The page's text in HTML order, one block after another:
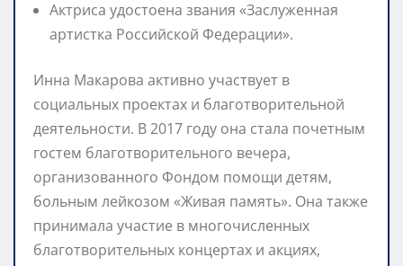
Актриса удостоена звания «Заслуженная
артистка Российской Федерации».
Инна Макарова активно участвует в
социальных проектах и благотворительной
деятельности. В 2017 году она стала почетным
гостем благотворительного вечера,
организованного Фондом помощи детям,
больным лейкозом «Живая память». Она также
принимала участие в многочисленных
благотворительных концертах и акциях,